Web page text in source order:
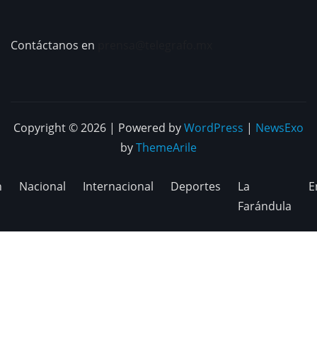
Contáctanos en
Copyright © 2026 | Powered byWordPress | NewsExo
byThemeArile
Nacional Internacional Deportes
La
Farándula